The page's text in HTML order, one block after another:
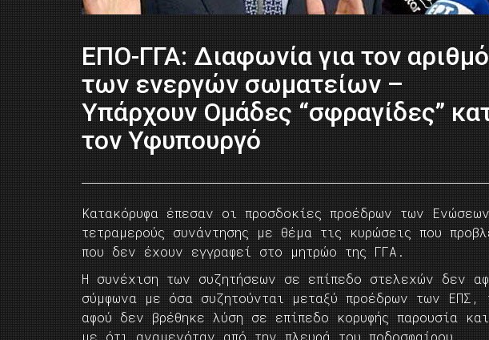
ΕΠΟ-ΓΓΑ: Διαφωνία για τον αριθμό
των ενεργών σωματείων –
Υπάρχουν Ομάδες “σφραγίδες”
τον Υφυπουργό
Κατακόρυφα έπεσαν οι προσδοκίες προέδρων των
τετραμερούς συνάντησης με θέμα τις κυρώσεις που
που δεν έχουν εγγραφεί στο μητρώο της ΓΓΑ.
Η συνέχιση των συζητήσεων σε επίπεδο στελεχών δεν
σύμφωνα με όσα συζητούνται μεταξύ προέδρων των ΕΠΣ,
αφού δεν βρέθηκε λύση σε επίπεδο κορυφής παρουσία
με ότι αναμενόταν από την πλευρά του ποδοσφαίρου.